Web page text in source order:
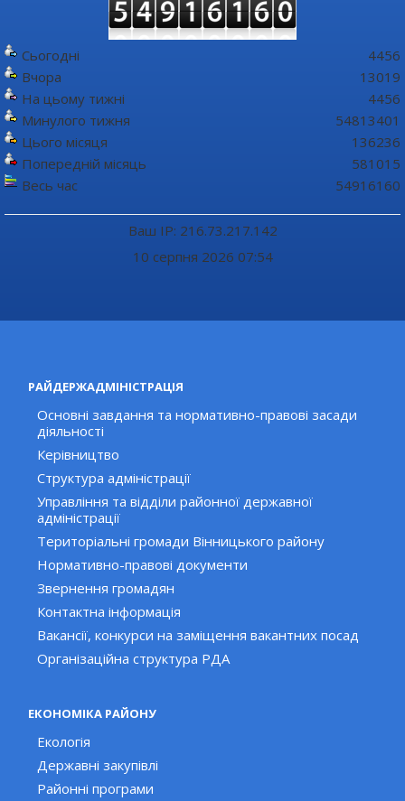
Сьогодні
Вчора
На цьому тижні
Минулого тижня
Цього місяця
Попередній місяць
Весь час
4456
13019
4456
54813401
136236
581015
54916160
Ваш IP: 216.73.217.142
10 серпня 2026 07:54
РАЙДЕРЖАДМІНІСТРАЦІЯ
Основні завдання та нормативно-правові засади
діяльності
Керівництво
Структура адміністрації
Управління та відділи районної державної
адміністрації
Територіальні громади Вінницького району
Нормативно-правові документи
Звернення громадян
Контактна інформація
Вакансії, конкурси на заміщення вакантних посад
Організаційна структура РДА
ЕКОНОМІКА РАЙОНУ
Екологія
Державні закупівлі
Районні програми